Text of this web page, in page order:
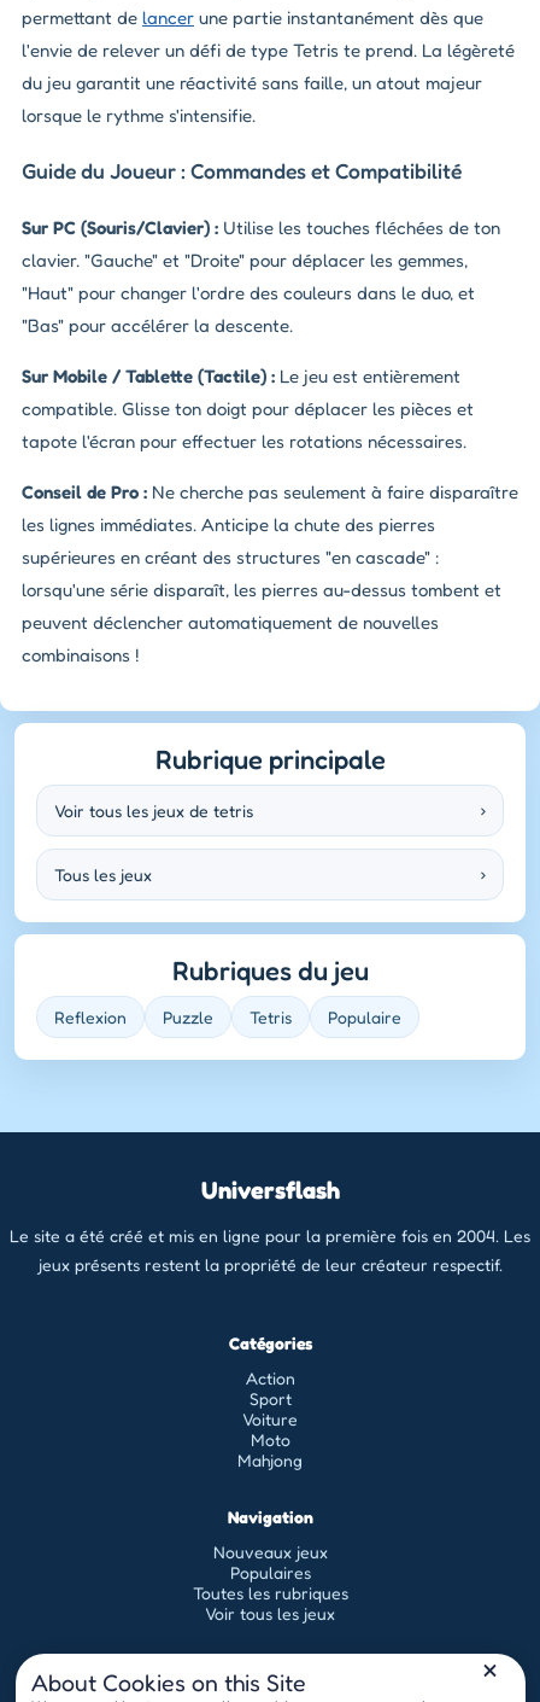
permettant de lancer une partie instantanément dès que
l'envie de relever un défi de type Tetris te prend. La légèreté
du jeu garantit une réactivité sans faille, un atout majeur
lorsque le rythme s'intensifie.
Guide du Joueur : Commandes et Compatibilité
Sur PC (Souris/Clavier) : Utilise les touches fléchées de ton
clavier. "Gauche" et "Droite" pour déplacer les gemmes,
"Haut" pour changer l'ordre des couleurs dans le duo, et
"Bas" pour accélérer la descente.
Sur Mobile / Tablette (Tactile) : Le jeu est entièrement
compatible. Glisse ton doigt pour déplacer les pièces et
tapote l'écran pour effectuer les rotations nécessaires.
Conseil de Pro : Ne cherche pas seulement à faire disparaître
les lignes immédiates. Anticipe la chute des pierres
supérieures en créant des structures "en cascade" :
lorsqu'une série disparaît, les pierres au-dessus tombent et
peuvent déclencher automatiquement de nouvelles
combinaisons !
Rubrique principale
Voir tous les jeux de tetris ›
Tous les jeux ›
Rubriques du jeu
Reflexion Puzzle Tetris Populaire
Universflash
Le site a été créé et mis en ligne pour la première fois en 2004. Les
jeux présents restent la propriété de leur créateur respectif.
Catégories
Action
Sport
Voiture
Moto
Mahjong
Navigation
Nouveaux jeux
Populaires
Toutes les rubriques
Voir tous les jeux
Légal
About Cookies on this Site